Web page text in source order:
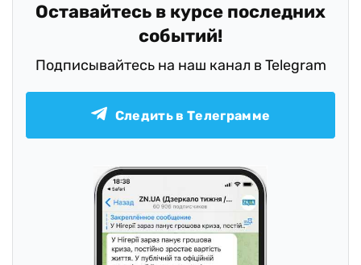
Оставайтесь в курсе последних
событий!
Подписывайтесь на наш канал в Telegram
Следить в Телеграмме